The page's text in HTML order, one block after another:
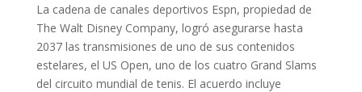
La cadena de canales deportivos Espn, propiedad de
The Walt Disney Company, logró asegurarse hasta
2037 las transmisiones de uno de sus contenidos
estelares, el US Open, uno de los cuatro Grand Slams
del circuito mundial de tenis. El acuerdo incluye